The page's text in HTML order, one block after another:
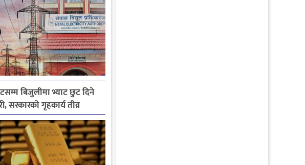
बिजुलीमा भ्याट छुट दिने
सरकारको गृहकार्य तीव्र